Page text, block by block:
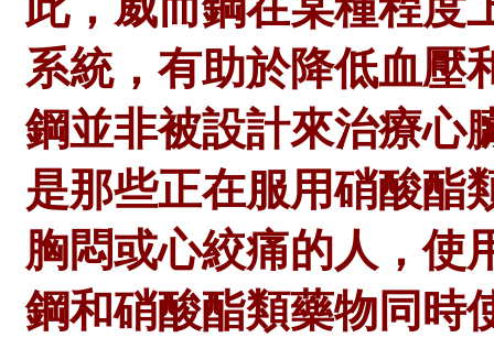
系統，有助於降低血壓
鋼並非被設計來治療心
是那些正在服用硝酸酯
胸悶或心絞痛的人，使
鋼和硝酸酯類藥物同時